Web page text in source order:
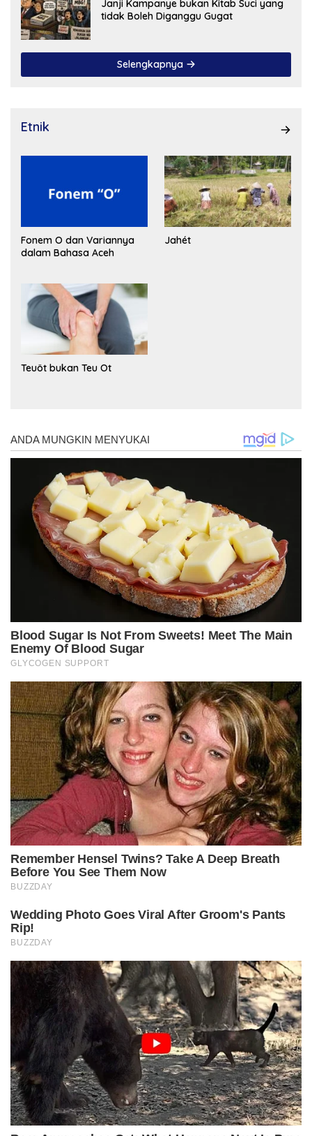
Janji Kampanye bukan Kitab Suci yang
tidak Boleh Diganggu Gugat
Selengkapnya
Etnik
Fonem O dan Variannya
dalam Bahasa Aceh
Jahét
Teuöt bukan Teu Ot